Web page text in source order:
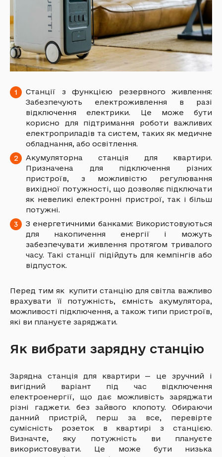
Станції з функцією резервного живлення:
Забезпечують електроживлення в разі
відключення електрики. Це може бути
корисно для підтримання роботи важливих
електроприладів та систем, таких як медичне
обладнання, або освітлення.
Акумуляторна станція для квартири.
Призначена для підключення різних
пристроїв, з можливістю регулювання
вихідної потужності, що дозволяє підключати
як невеликі електронні пристрої, так і більш
потужні.
З енергетичними банками: Використовуються
для накопичення енергії і можуть
забезпечувати живлення протягом тривалого
часу. Такі станції підійдуть для кемпінгів або
відпусток.
Перед тим як купити станцію для світла важливо
врахувати її потужність, ємність акумулятора,
можливості підключення, а також типи пристроїв,
які ви плануєте заряджати.
Як вибрати зарядну станцію
Зарядна станція для квартири — це зручний і
вигідний варіант під час відключення
електроенергії, що дає можливість заряджати
різні гаджети. без зайвого клопоту. Обираючи
данний пристрій, перш за все, перевірте
сумісність розеток в квартирі з станцією.
Визначте, яку потужність ви плануєте
використовувати. Це може бути низька